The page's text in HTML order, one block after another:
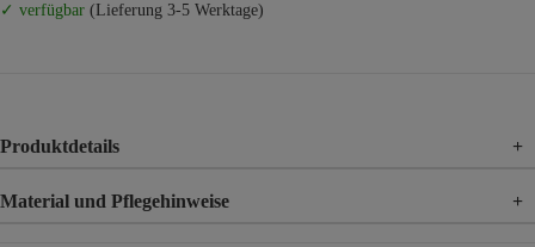
✓ verfügbar (Lieferung 3-5 Werktage)
Produktdetails +
Material und Pflegehinweise +